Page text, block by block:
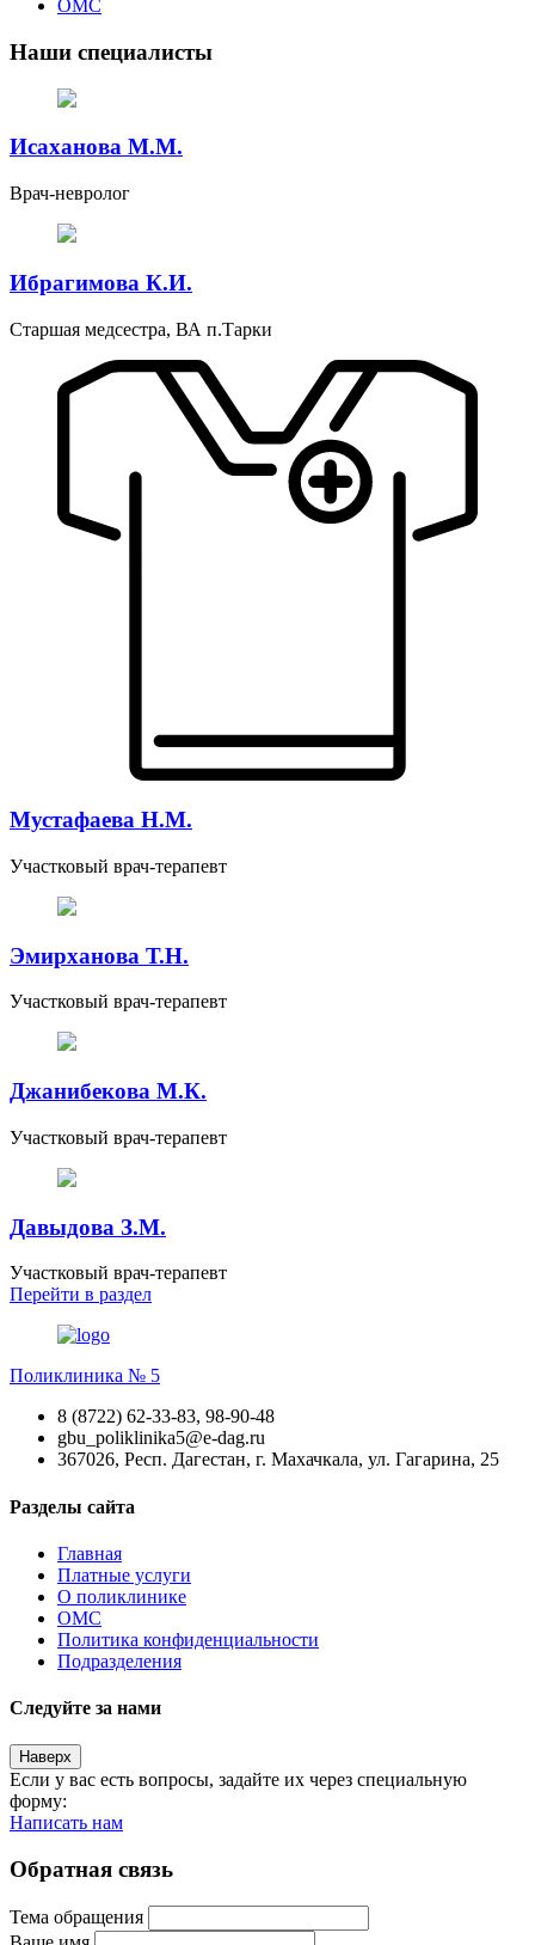
ОМС
Наши специалисты
Исаханова М.М.
Врач-невролог
Ибрагимова К.И.
Старшая медсестра, ВА п.Тарки
Мустафаева Н.М.
Участковый врач-терапевт
Эмирханова Т.Н.
Участковый врач-терапевт
Джанибекова М.К.
Участковый врач-терапевт
Давыдова З.М.
Участковый врач-терапевт
Перейти в раздел
Поликлиника № 5
8 (8722) 62-33-83, 98-90-48
gbu_poliklinika5@e-dag.ru
367026, Респ. Дагестан, г. Махачкала, ул. Гагарина, 25
Разделы сайта
Главная
Платные услуги
О поликлинике
ОМС
Политика конфиденциальности
Подразделения
Следуйте за нами
Наверх
Если у вас есть вопросы, задайте их через специальную
форму:
Написать нам
Обратная связь
Тема обращения